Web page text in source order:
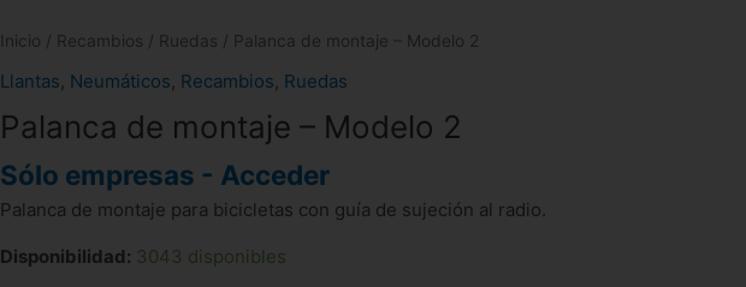
Inicio / Recambios / Ruedas / Palanca de montaje – Modelo 2
Llantas, Neumáticos, Recambios, Ruedas
Palanca de montaje – Modelo 2
Sólo empresas - Acceder
Palanca de montaje para bicicletas con guía de sujeción al radio.
Disponibilidad: 3043 disponibles